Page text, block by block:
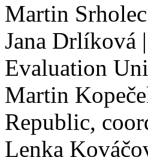
Martin
Jana Drlíková
Evaluation
Martin
Republic,
Lenka